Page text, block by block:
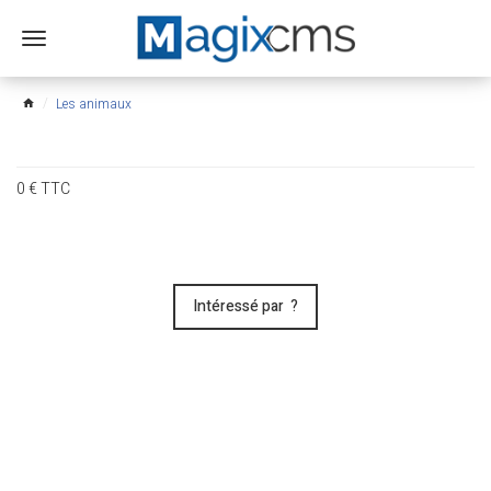
Ouvrir
menu
home Les animaux
0€TTC
Intéressé par ?